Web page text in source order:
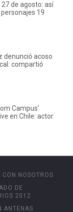
de agosto: así
19
denunció acoso
compartió
Campus’
en Chile: actor
NOSOTROS
DE
2012
ANTENAS